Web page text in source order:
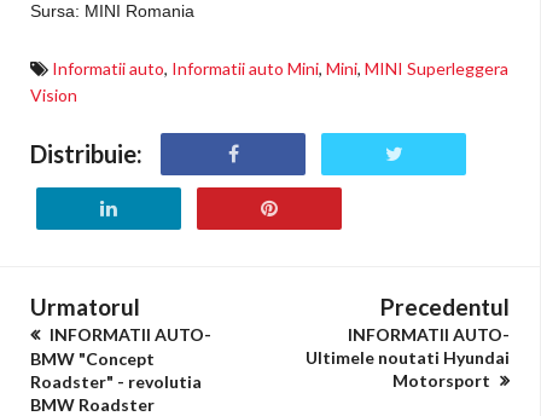
Sursa: MINI Romania
Informatii auto, Informatii auto Mini, Mini, MINI Superleggera
Vision
Distribuie:
Urmatorul
INFORMATII AUTO-
BMW "Concept
Roadster" - revolutia
BMW Roadster
Precedentul
INFORMATII AUTO-
Ultimele noutati Hyundai
Motorsport